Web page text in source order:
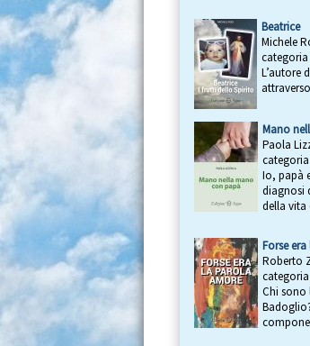
Beatrice
Michele
categoria
L’autore
Mano
Paola
categoria
Io, papà
diagnosi
della vita
Forse
Roberto
categoria
Chi sono